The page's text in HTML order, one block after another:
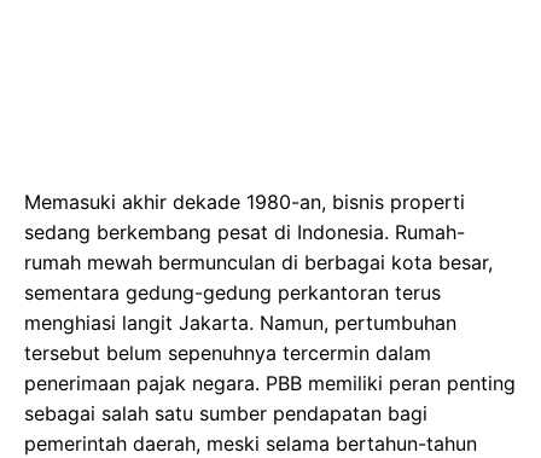
Memasuki akhir dekade 1980-an, bisnis properti
sedang berkembang pesat di Indonesia. Rumah-
rumah mewah bermunculan di berbagai kota besar,
sementara gedung-gedung perkantoran terus
menghiasi langit Jakarta. Namun, pertumbuhan
tersebut belum sepenuhnya tercermin dalam
penerimaan pajak negara. PBB memiliki peran penting
sebagai salah satu sumber pendapatan bagi
pemerintah daerah, meski selama bertahun-tahun